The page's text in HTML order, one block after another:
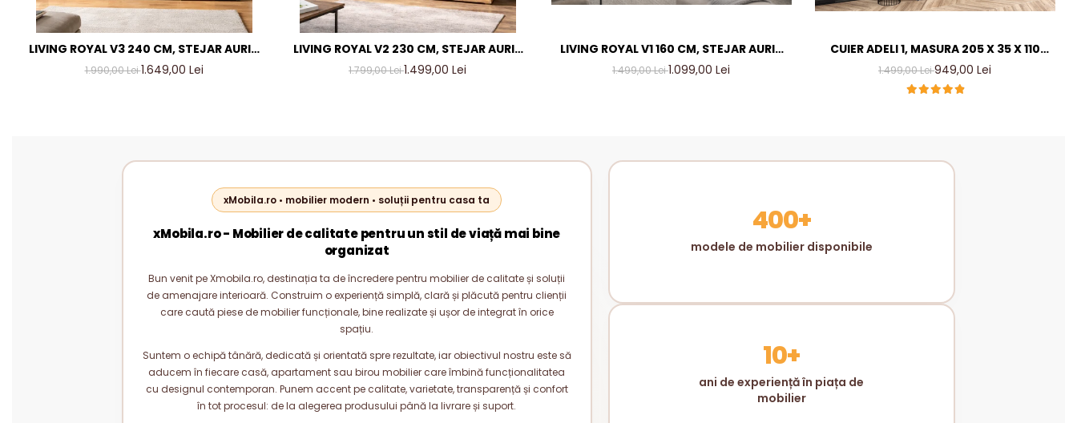
LIVING ROYAL V3 240 CM, STEJAR AURIU
& GRI ANTRACIT – MOBILIER LIVING
1.990,00 Lei1.649,00 Lei
LIVING ROYAL V2 230 CM, STEJAR AURIU
& GRI ANTRACIT – MOBILIER LIVING
1.799,00 Lei1.499,00 Lei
LIVING ROYAL V1 160 CM, STEJAR AURIU
& GRI ANTRACIT – MOBILIER LIVING
1.499,00 Lei1.099,00 Lei
CUIER ADELI 1, MASURA 205 X 35 X 110
CM, CULOARE CASMIR INCHIS
1.499,00 Lei949,00 Lei
xMobila.ro • mobilier modern • soluții pentru casa ta
xMobila.ro - Mobilier de calitate pentru un stil de viață mai bine
organizat
Bun venit pe Xmobila.ro, destinația ta de încredere pentru mobilier de calitate și soluții
de amenajare interioară. Construim o experiență simplă, clară și plăcută pentru clienții
care caută piese de mobilier funcționale, bine realizate și ușor de integrat în orice
spațiu.
Suntem o echipă tânără, dedicată și orientată spre rezultate, iar obiectivul nostru este să
aducem în fiecare casă, apartament sau birou mobilier care îmbină funcționalitatea
cu designul contemporan. Punem accent pe calitate, varietate, transparență și confort
în tot procesul: de la alegerea produsului până la livrare și suport.
400+
modele de mobilier disponibile
10+
ani de experiență în piața de
mobilier